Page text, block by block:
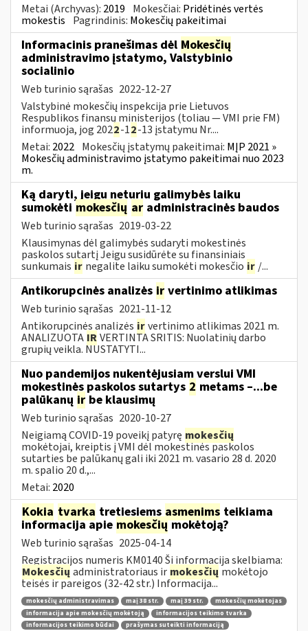
Metai (Archyvas): 2019 Mokesčiai: Pridėtinės vertės
mokestis Pagrindinis: Mokesčių pakeitimai
Informacinis pranešimas dėl Mokesčių
administravimo įstatymo, Valstybinio
socialinio
Web turinio sąrašas 2022-12-27
Valstybinė mokesčių inspekcija prie Lietuvos
Respublikos finansų ministerijos (toliau — VMI prie FM)
informuoja, jog 2022-12-13 įstatymu Nr....
Metai: 2022 Mokesčių įstatymų pakeitimai: MĮP 2021 »
Mokesčių administravimo įstatymo pakeitimai nuo 2023
m.
Ką daryti, jeigu neturiu galimybės laiku
sumokėti mokesčių ar administracinės baudos
Web turinio sąrašas 2019-03-22
Klausimynas dėl galimybės sudaryti mokestinės
paskolos sutartį Jeigu susidūrėte su finansiniais
sunkumais ir negalite laiku sumokėti mokesčio ir /...
Antikorupcinės analizės ir vertinimo atlikimas
Web turinio sąrašas 2021-11-12
Antikorupcinės analizės irvertinimo atlikimas 2021 m.
ANALIZUOTA IRVERTINTA SRITIS: Nuolatinių darbo
grupių veikla. NUSTATYTI...
Nuo pandemijos nukentėjusiam verslui VMI
mokestinės paskolos sutartys 2 metams –...be
palūkanų ir be klausimų
Web turinio sąrašas 2020-10-27
Neigiamą COVID-19 poveikį patyrę mokesčių
mokėtojai, kreiptis į VMI dėl mokestinės paskolos
sutarties be palūkanų gali iki 2021 m. vasario 28 d. 2020
m. spalio 20 d.,...
Metai: 2020
Kokia tvarka tretiesiems asmenims teikiama
informacija apie mokesčiųmokėtoją?
Web turinio sąrašas 2025-04-14
Registracijos numeris KM0140 Ši informacija skelbiama:
Mokesčių administratoriaus ir mokesčių mokėtojo
teisės ir pareigos (32-42 str.) Informacija...
mokesčių administravimas maį 38 str. maį 39 str.
mokesčių mokėtojas
informacija apie mokesčių mokėtoją
informacijos teikimo tvarka
informacijos teikimo būdai
prašymas suteikti informaciją